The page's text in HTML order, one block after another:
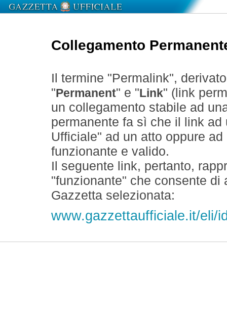
Collegamento
Il termine "Permalink",
" Permanent" e " Link" (link
un collegamento stabile ad
permanente fa sì che il link
Ufficiale" ad un atto oppure
funzionante e valido.
Il seguente link, pertanto,
"funzionante" che consente
Gazzetta selezionata:
www.gazzettaufficiale.it/eli/